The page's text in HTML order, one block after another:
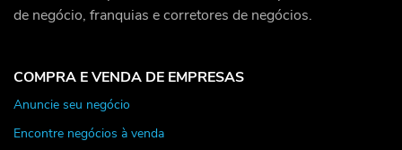
de negócio, franquias e corretores de negócios.
COMPRA E VENDA DE EMPRESAS
Anuncie seu negócio
Encontre negócios à venda